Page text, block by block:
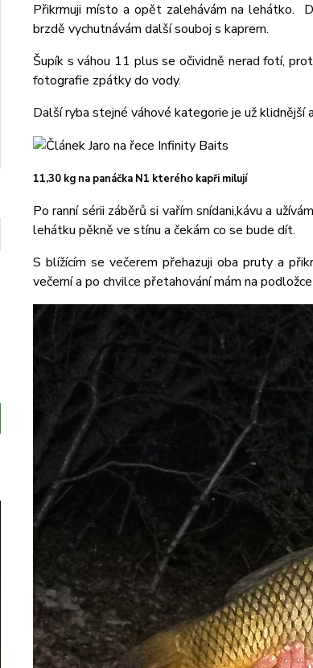
Přikrmuji místo a opět zalehávám na lehátko.
brzdě vychutnávám další souboj s kaprem.
Šupík s váhou 11 plus se očividně nerad fotí,
fotografie zpátky do vody.
Další ryba stejné váhové kategorie je už klidnější
11,30 kg na panáčka N1 kterého kapři milují
Po ranní sérii záběrů si vařím snídani,kávu a
lehátku pěkně ve stínu a čekám co se bude dít.
S blížícím se večerem přehazuji oba pruty a
večerní a po chvilce přetahování mám na